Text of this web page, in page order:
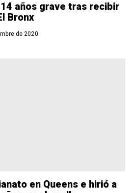
años grave tras recibir
Bronx
de 2020
en Queens e hirió a